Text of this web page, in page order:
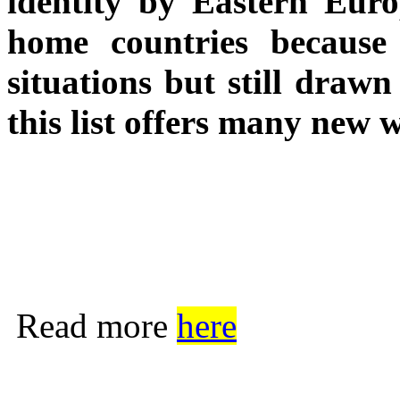
home countries
situations but still
this list offers many new
Read more here